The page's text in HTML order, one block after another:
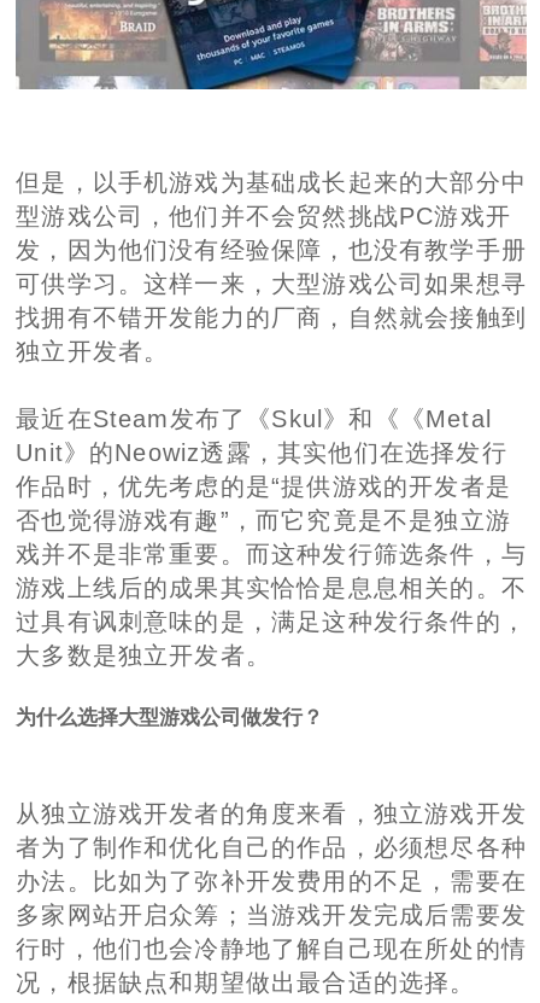
但是，以手机游戏为基础成长起来的大部分中
型游戏公司，他们并不会贸然挑战PC游戏开
发，因为他们没有经验保障，也没有教学手册
可供学习。这样一来，大型游戏公司如果想寻
找拥有不错开发能力的厂商，自然就会接触到
独立开发者。
最近在Steam发布了《Skul》和《《Metal
Unit》的Neowiz透露，其实他们在选择发行
作品时，优先考虑的是“提供游戏的开发者是
否也觉得游戏有趣”，而它究竟是不是独立游
戏并不是非常重要。而这种发行筛选条件，与
游戏上线后的成果其实恰恰是息息相关的。不
过具有讽刺意味的是，满足这种发行条件的，
大多数是独立开发者。
为什么选择大型游戏公司做发行？
从独立游戏开发者的角度来看，独立游戏开发
者为了制作和优化自己的作品，必须想尽各种
办法。比如为了弥补开发费用的不足，需要在
多家网站开启众筹；当游戏开发完成后需要发
行时，他们也会冷静地了解自己现在所处的情
况，根据缺点和期望做出最合适的选择。